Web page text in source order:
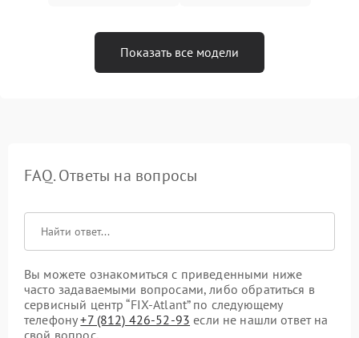
Показать все модели
FAQ. Ответы на вопросы
Вы можете ознакомиться с приведенными ниже
часто задаваемыми вопросами, либо обратиться в
сервисный центр “FIX-Atlant” по следующему
телефону+7 (812) 426-52-93 если не нашли ответ на
свой вопрос.